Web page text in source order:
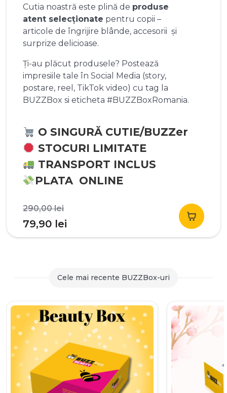
Cutia noastră este plină de produse
atent selecționate pentru copii –
articole de îngrijire blânde, accesorii și
surprize delicioase.
Ți-au plăcut produsele? Postează
impresiile tale în Social Media (story,
postare, reel, TikTok video) cu tag la
BUZZBox si eticheta #BUZZBoxRomania.
O SINGURĂ CUTIE/BUZZer
STOCURI LIMITATE
TRANSPORT INCLUS
PLATA ONLINE
290,00leiPrețul
inițial
a
290,00 lei.
79,90 lei
curent
79,90 lei.
Cele mai recente BUZZBox-uri